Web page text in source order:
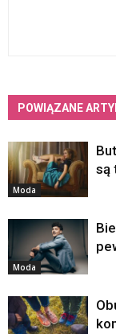
POWIĄZANE
Moda
są
Moda